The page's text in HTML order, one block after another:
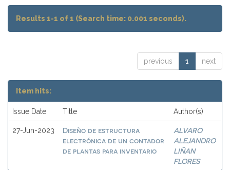
Results 1-1 of 1 (Search time: 0.001 seconds).
previous 1 next
Item hits:
Issue Date Title Author(s)
27-Jun-2023
Diseño de estructura
electrónica de un contador
de plantas para inventario
ALVARO
ALEJANDRO
LIÑAN
FLORES